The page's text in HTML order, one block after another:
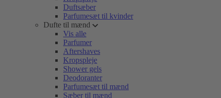
Duftsæber
Parfumesæt til kvinder
Dufte til mænd
Vis alle
Parfumer
Aftershaves
Kropspleje
Shower gels
Deodoranter
Parfumesæt til mænd
Sæber til mænd